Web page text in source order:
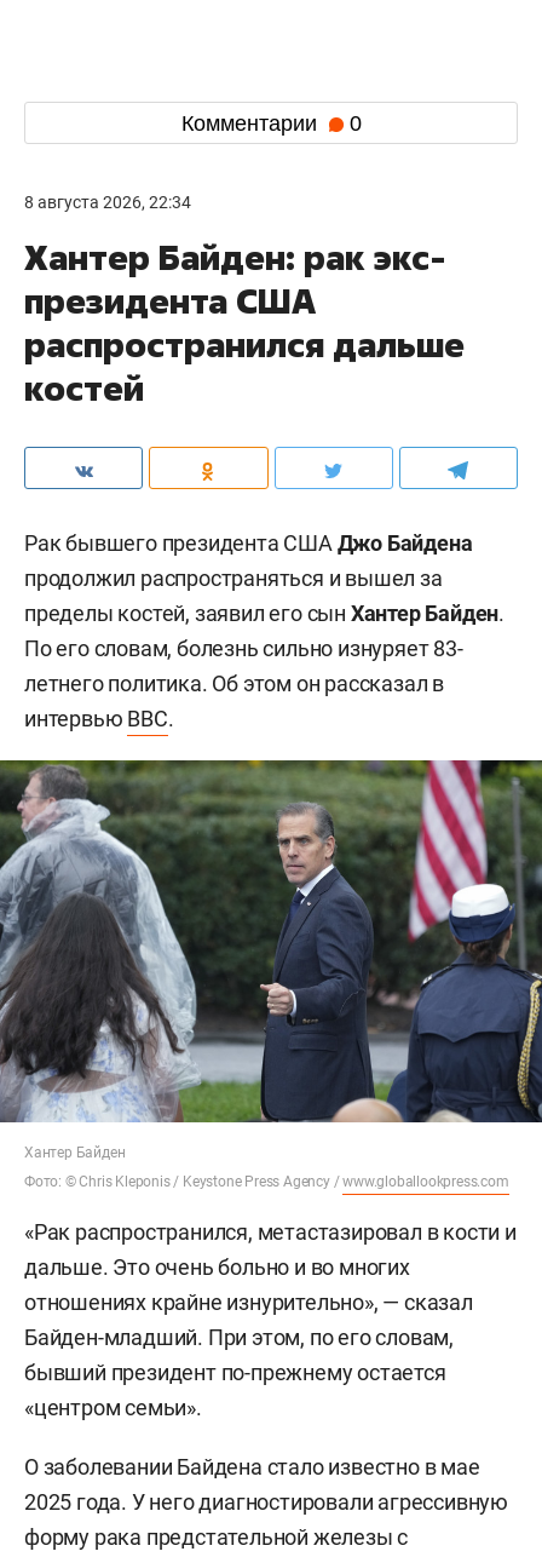
Комментарии 0
8 августа 2026, 22:34
Хантер Байден: рак экс-
президента США
распространился дальше
костей
Рак бывшего президента США Джо Байдена
продолжил распространяться и вышел за
пределы костей, заявил его сын Хантер Байден.
По его словам, болезнь сильно изнуряет 83-
летнего политика. Об этом он рассказал в
интервью BBC.
Хантер Байден
Фото: © Chris Kleponis / Keystone Press Agency /www.globallookpress.com
«Рак распространился, метастазировал в кости и
дальше. Это очень больно и во многих
отношениях крайне изнурительно», — сказал
Байден-младший. При этом, по его словам,
бывший президент по-прежнему остается
«центром семьи».
О заболевании Байдена стало известно в мае
2025 года. У него диагностировали агрессивную
форму рака предстательной железы с